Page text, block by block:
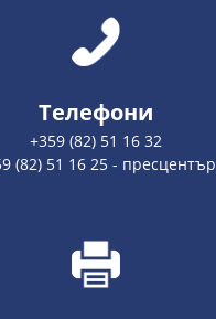
Телефони
+359 (82) 51 16 32
(82) 51 16 25 - пресцентър